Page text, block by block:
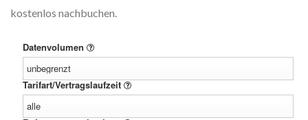
kostenlos nachbuchen.
Datenvolumen
Tarifart/Vertragslaufzeit